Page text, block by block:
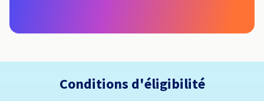
Conditions d'éligibilité